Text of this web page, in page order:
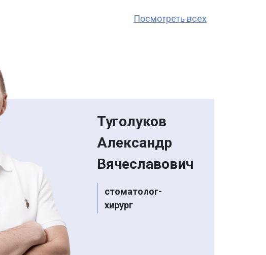
Посмотреть всех
Туголуков
Александр
Вячеславович
стоматолог-
хирург